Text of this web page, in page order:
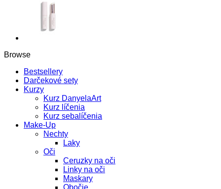
Browse
Bestsellery
Darčekové sety
Kurzy
Kurz DanyelaArt
Kurz líčenia
Kurz sebalíčenia
Make-Up
Nechty
Laky
Oči
Ceruzky na oči
Linky na oči
Maskary
Obočie